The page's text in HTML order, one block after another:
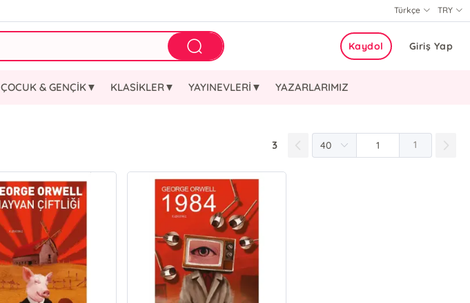
TRY
Türkçe
Giriş Yap
Kaydol
ÇOCUK & GENÇİK▼ KLASİKLER▼ YAYINEVLERİ▼ YAZARLARIMIZ
3 1